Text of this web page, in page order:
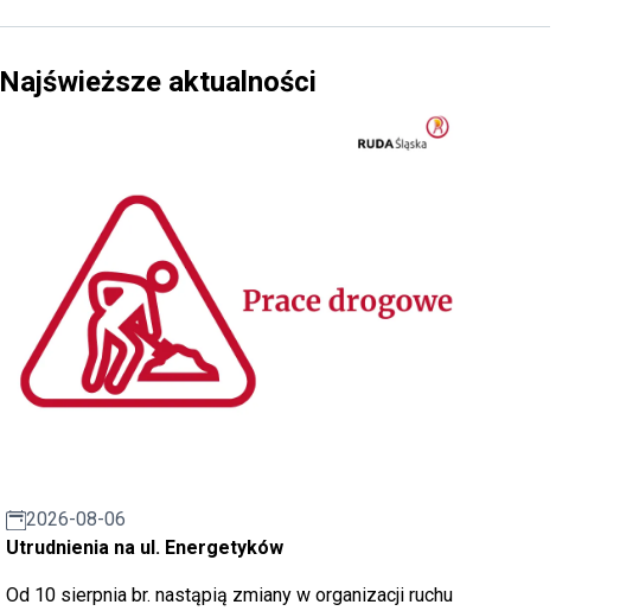
Najświeższe aktualności
2026-08-06
Utrudnienia na ul. Energetyków
Od 10 sierpnia br. nastąpią zmiany w organizacji ruchu